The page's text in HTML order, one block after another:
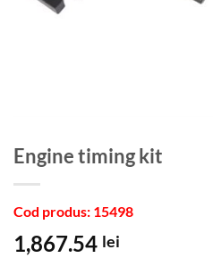
Engine timing kit
Cod produs: 15498
1,867.54 lei